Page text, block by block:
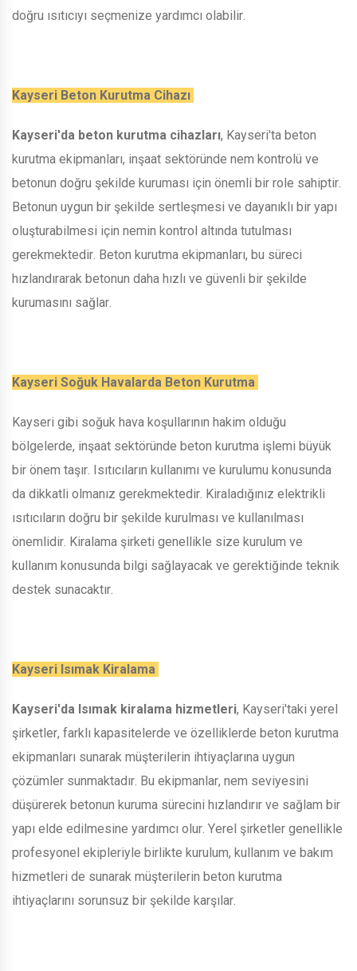
doğru ısıtıcıyı seçmenize yardımcı olabilir.
Kayseri Beton Kurutma Cihazı
Kayseri'da beton kurutma cihazları, Kayseri'ta beton
kurutma ekipmanları, inşaat sektöründe nem kontrolü ve
betonun doğru şekilde kuruması için önemli bir role sahiptir.
Betonun uygun bir şekilde sertleşmesi ve dayanıklı bir yapı
oluşturabilmesi için nemin kontrol altında tutulması
gerekmektedir. Beton kurutma ekipmanları, bu süreci
hızlandırarak betonun daha hızlı ve güvenli bir şekilde
kurumasını sağlar.
Kayseri Soğuk Havalarda Beton Kurutma
Kayseri gibi soğuk hava koşullarının hakim olduğu
bölgelerde, inşaat sektöründe beton kurutma işlemi büyük
bir önem taşır. Isıtıcıların kullanımı ve kurulumu konusunda
da dikkatli olmanız gerekmektedir. Kiraladığınız elektrikli
ısıtıcıların doğru bir şekilde kurulması ve kullanılması
önemlidir. Kiralama şirketi genellikle size kurulum ve
kullanım konusunda bilgi sağlayacak ve gerektiğinde teknik
destek sunacaktır.
Kayseri Isımak Kiralama
Kayseri'da Isımak kiralama hizmetleri, Kayseri'taki yerel
şirketler, farklı kapasitelerde ve özelliklerde beton kurutma
ekipmanları sunarak müşterilerin ihtiyaçlarına uygun
çözümler sunmaktadır. Bu ekipmanlar, nem seviyesini
düşürerek betonun kuruma sürecini hızlandırır ve sağlam bir
yapı elde edilmesine yardımcı olur. Yerel şirketler genellikle
profesyonel ekipleriyle birlikte kurulum, kullanım ve bakım
hizmetleri de sunarak müşterilerin beton kurutma
ihtiyaçlarını sorunsuz bir şekilde karşılar.